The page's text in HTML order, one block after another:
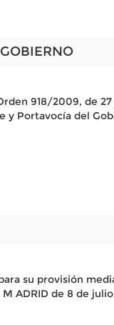
918/2009, de 27
y Portavocía del
su provisión
ADRID de 8 de